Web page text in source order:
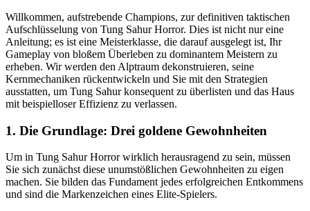
Willkommen, aufstrebende Champions, zur definitiven taktischen
Aufschlüsselung von Tung Sahur Horror. Dies ist nicht nur eine
Anleitung; es ist eine Meisterklasse, die darauf ausgelegt ist, Ihr
Gameplay von bloßem Überleben zu dominantem Meistern zu
erheben. Wir werden den Alptraum dekonstruieren, seine
Kernmechaniken rückentwickeln und Sie mit den Strategien
ausstatten, um Tung Sahur konsequent zu überlisten und das Haus
mit beispielloser Effizienz zu verlassen.
1. Die Grundlage: Drei goldene Gewohnheiten
Um in Tung Sahur Horror wirklich herausragend zu sein, müssen
Sie sich zunächst diese unumstößlichen Gewohnheiten zu eigen
machen. Sie bilden das Fundament jedes erfolgreichen Entkommens
und sind die Markenzeichen eines Elite-Spielers.